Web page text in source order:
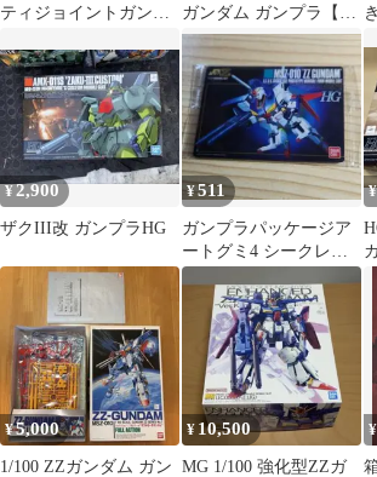
ティジョイントガンダ
ガンダム ガンプラ【訳
あり】
¥2,900
ザクIII改 ガンプラHG
¥511
ガンプラパッケージア
ートグミ4 シークレッ
トZZ 即購入⭕
¥
¥5,000
1/100 ZZガンダム ガン
¥ 10,500
MG 1/100 強化型ZZガ
¥